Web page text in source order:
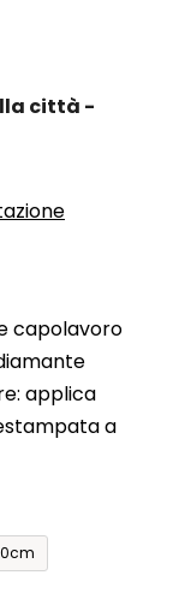
capolavoro
applica
a
città -